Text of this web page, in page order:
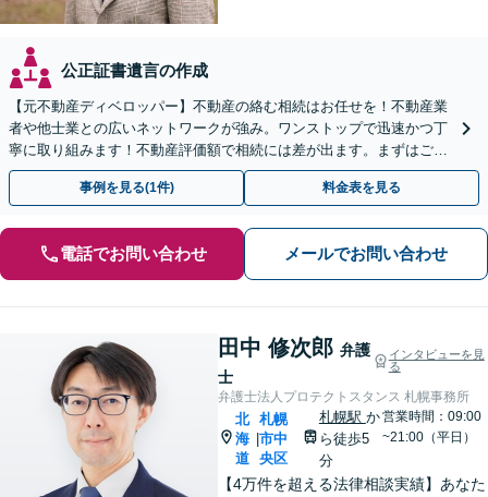
公正証書遺言の作成
【元不動産ディベロッパー】不動産の絡む相続はお任せを！不動産業
者や他士業との広いネットワークが強み。ワンストップで迅速かつ丁
寧に取り組みます！不動産評価額で相続には差が出ます。まずはご相
談ください【出張｜オンライン相談可】【休日夜間面談可】
事例を見る(1件) 料金表を見る
電話でお問い合わせ メールでお問い合わせ
田中 修次郎 弁護
士
インタビューを見
る
弁護士法人プロテクトスタンス 札幌事務所
北
海
道
|
札幌
市中
央区
札幌駅 か
ら徒歩5
分
営業時間：09:00
~21:00（平日）
【4万件を超える法律相談実績】あなた